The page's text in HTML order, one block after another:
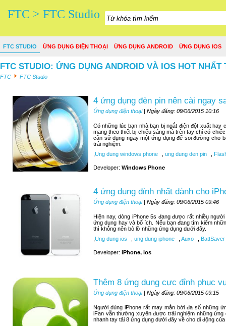
FTC > FTC Studio
FTC STUDIO ỨNG DỤNG ĐIỆN THOẠI ỨNG DỤNG ANDROID ỨNG DỤNG IOS
FTC STUDIO: ỨNG DỤNG ANDROID VÀ IOS HOT NHẤT
FTC FTC Studio
4 ứng dụng đèn pin nên cài ngay
Ứng dụng điện thoại| Ngày đăng: 09/06/2015 10:16
Có những lúc bạn nhà bạn bị ngắt điện đột xuất hay
mang theo thiết bị chiếu sáng mà trên tay chỉ có
cần sử dụng ngay một ứng dụng để soi đường cho
trải nghiệm.
Ung dung windows phone ung dung den pin
Developer: Windows Phone
4 ứng dụng đỉnh nhất dành cho
Ứng dụng điện thoại| Ngày đăng: 09/06/2015 09:46
Hiện nay, dòng iPhone 5s đang được rất nhiều
ứng dụng hay và bổ ích. Nếu bạn đang tìm kiếm
thì không nên bỏ lỡ những ứng dụng dưới đây.
Ung dung ios ung dung iphone Auxo BattSaver
Developer: iPhone, ios
Thêm 8 ứng dụng cực đỉnh phục
Ứng dụng điện thoại| Ngày đăng: 09/06/2015 09:15
Người dùng iPhone rất may mắn bởi đa số những
iFan vẫn thường xuyên được trải nghiệm những
nhanh tay tải 8 ứng dụng dưới đây về cho di động